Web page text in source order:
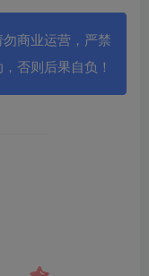
商业运营，严禁
否则后果自负！